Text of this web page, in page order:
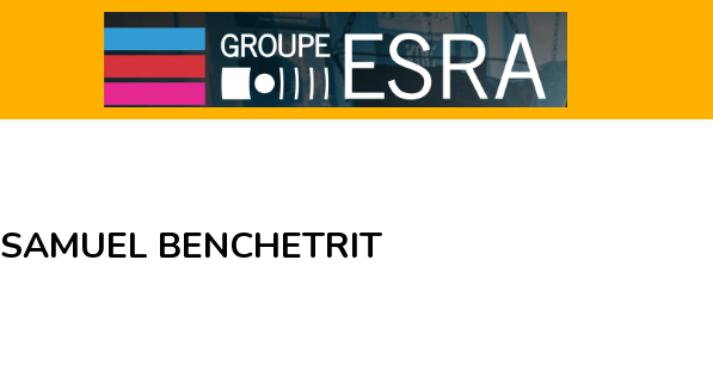
SAMUEL BENCHETRIT